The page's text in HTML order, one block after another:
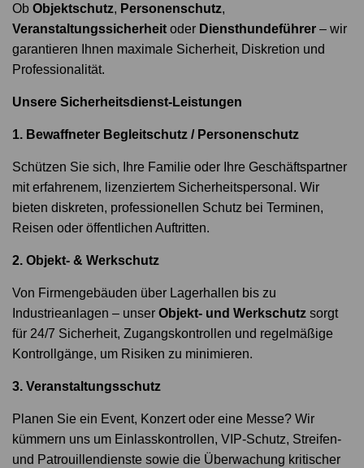
Ob Objektschutz, Personenschutz,
Veranstaltungssicherheit oder Diensthundeführer – wir
garantieren Ihnen maximale Sicherheit, Diskretion und
Professionalität.
Unsere Sicherheitsdienst-Leistungen
1. Bewaffneter Begleitschutz / Personenschutz
Schützen Sie sich, Ihre Familie oder Ihre Geschäftspartner
mit erfahrenem, lizenziertem Sicherheitspersonal. Wir
bieten diskreten, professionellen Schutz bei Terminen,
Reisen oder öffentlichen Auftritten.
2. Objekt- & Werkschutz
Von Firmengebäuden über Lagerhallen bis zu
Industrieanlagen – unser Objekt- und Werkschutz sorgt
für 24/7 Sicherheit, Zugangskontrollen und regelmäßige
Kontrollgänge, um Risiken zu minimieren.
3. Veranstaltungsschutz
Planen Sie ein Event, Konzert oder eine Messe? Wir
kümmern uns um Einlasskontrollen, VIP-Schutz, Streifen-
und Patrouillendienste sowie die Überwachung kritischer